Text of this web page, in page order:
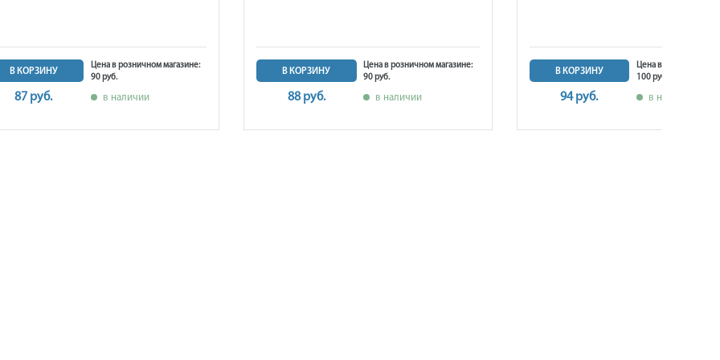
В КОРЗИНУ
87 руб.
Цена в розничном магазине:
90 руб.
в наличии
В КОРЗИНУ
88 руб.
Цена в розничном магазине:
90 руб.
в наличии
В КОРЗИНУ
94 руб.
Цена в розничном
100 руб.
в наличии